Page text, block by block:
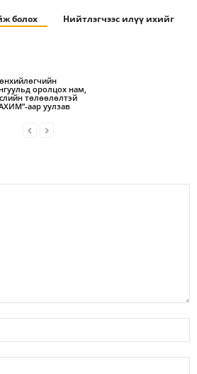
болох Нийтлэгчээс илүү ихийг
оролцох нам,
төлөөлөлтэй
аар уулзав